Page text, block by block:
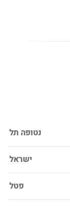
נטופה תל
ישראל
פטל